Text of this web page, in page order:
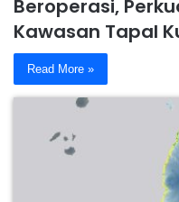
Beroperasi,
Kawasan Tapal
Read More »